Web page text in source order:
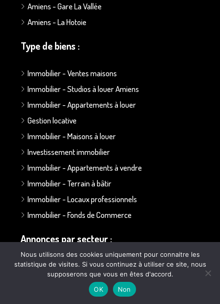
Amiens - Gare La Vallée
Amiens - La Hotoie
Type de biens :
Immobilier - Ventes maisons
Immobilier - Studios à louer Amiens
Immobilier - Appartements à louer
Gestion locative
Immobilier - Maisons à louer
Investissement immobilier
Immobilier - Appartements à vendre
Immobilier - Terrain à bâtir
Immobilier - Locaux professionnels
Immobilier - Fonds de Commerce
Annonces par secteur :
Secteur Bapaume - Albert
Secteur Doullens
Secteur Ailly sur Somme
Nous utilisons des cookies uniquement pour connaitre les
statistique de visites. Si vous continuez à utiliser ce site, nous
supposerons que vous en êtes d'accord.
OK
Non